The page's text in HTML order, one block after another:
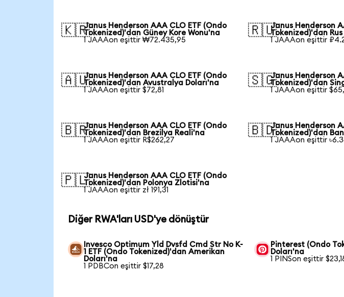
🇰🇷Janus Henderson AAA CLO ETF (Ondo
Tokenized)'dan Güney Kore Wonu'na
1 JAAAon eşittir ₩72.435,95
🇷🇺Janus Henderson
Tokenized)'dan
1 JAAAon eşittir
🇦🇺Janus Henderson AAA CLO ETF (Ondo
Tokenized)'dan Avustralya Doları'na
1 JAAAon eşittir $72,81
🇸🇬Janus Henderson
Tokenized)'dan
1 JAAAon eşittir
🇧🇷Janus Henderson AAA CLO ETF (Ondo
Tokenized)'dan Brezilya Reali'na
1 JAAAon eşittir R$262,27
🇧🇩Janus Henderson
Tokenized)'dan
1 JAAAon eşittir
🇵🇱Janus Henderson AAA CLO ETF (Ondo
Tokenized)'dan Polonya Zlotisi'na
1 JAAAon eşittir zł 191,31
Diğer RWA'ları USD'ye dönüştür
Invesco Optimum Yld Dvsfd Cmd Str No K-
1 ETF (Ondo Tokenized)'dan Amerikan
Doları'na
1 PDBCon eşittir $17,28
Pinterest (Ondo
Doları'na
1 PINSon eşittir